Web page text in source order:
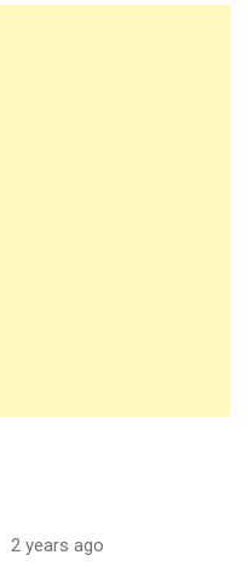
2 years ago